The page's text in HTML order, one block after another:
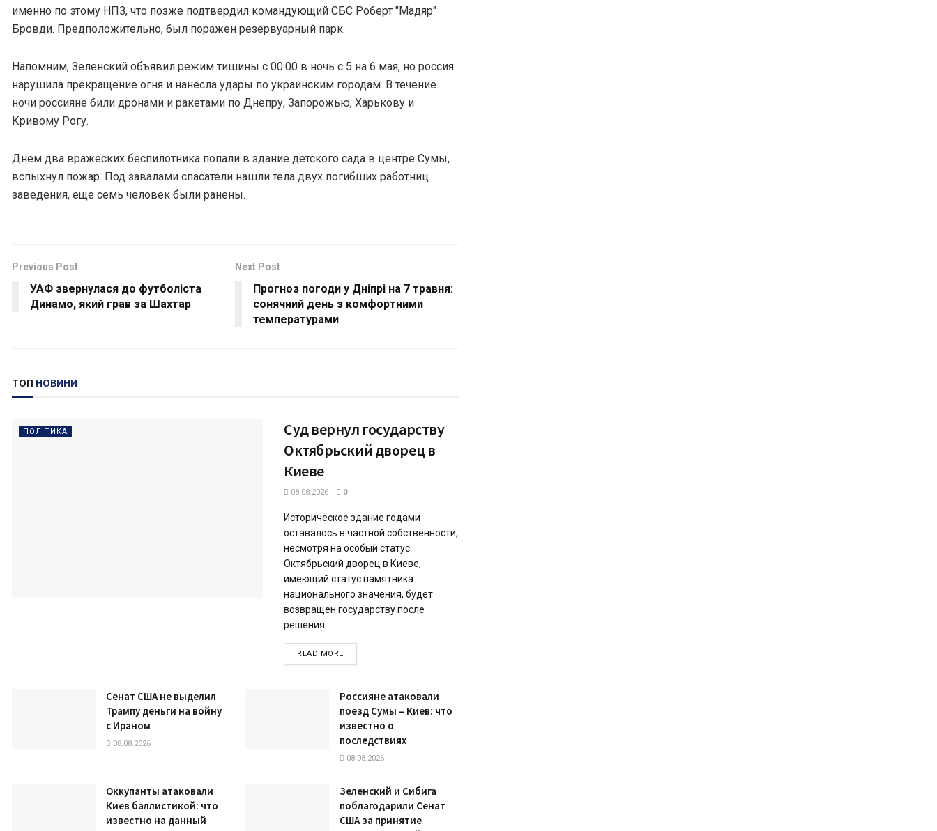
именно по этому НПЗ, что позже подтвердил командующий СБС Роберт "Мадяр"
Бровди. Предположительно, был поражен резервуарный парк.
Напомним, Зеленский объявил режим тишины с 00:00 в ночь с 5 на 6 мая, но россия
нарушила прекращение огня и нанесла удары по украинским городам. В течение
ночи россияне били дронами и ракетами по Днепру, Запорожью, Харькову и
Кривому Рогу.
Днем два вражеских беспилотника попали в здание детского сада в центре Сумы,
вспыхнул пожар. Под завалами спасатели нашли тела двух погибших работниц
заведения, еще семь человек были ранены.
Previous Post
УАФ звернулася до футболіста
Динамо, який грав за Шахтар
Next Post
Прогноз погоди у Дніпрі на 7 травня:
сонячний день з комфортними
температурами
ТОП НОВИНИ
ПОЛІТИКА
Суд вернул государству
Октябрьский дворец в
Киеве
08.08.2026 0
Историческое здание годами
оставалось в частной собственности,
несмотря на особый статус
Октябрьский дворец в Киеве,
имеющий статус памятника
национального значения, будет
возвращен государству после
решения...
READ MOREDETAILS
Сенат США не выделил
Трампу деньги на войну
с Ираном
08.08.2026
Россияне атаковали
поезд Сумы – Киев: что
известно о
последствиях
08.08.2026
Оккупанты атаковали
Киев баллистикой: что
известно на данный
Зеленский и Сибига
поблагодарили Сенат
США за принятие